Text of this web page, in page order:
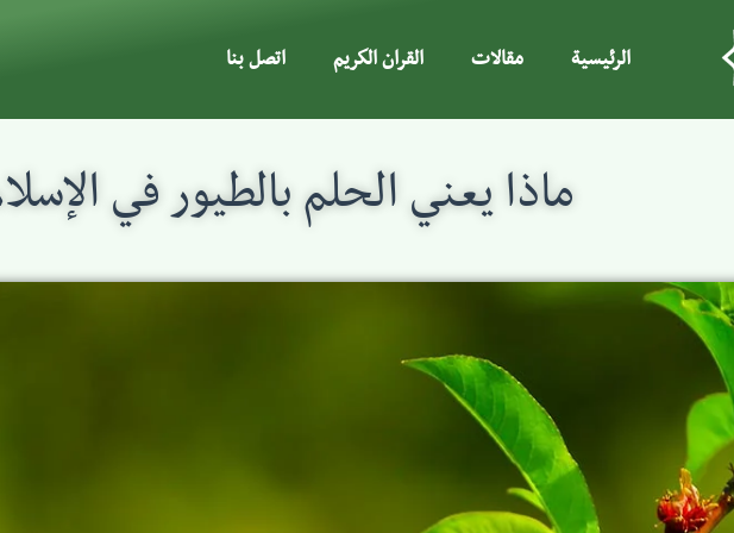
الرئيسية مقالات القران الكريم اتصل بنا
ماذا يعني الحلم بالطيور في